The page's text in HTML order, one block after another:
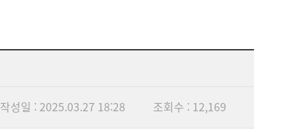
작성일 : 2025.03.27 18:28 조회수 : 12,169